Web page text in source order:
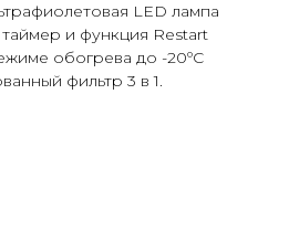
LED лампа
и функция Restart
обогрева до -20ºС
фильтр 3 в 1.